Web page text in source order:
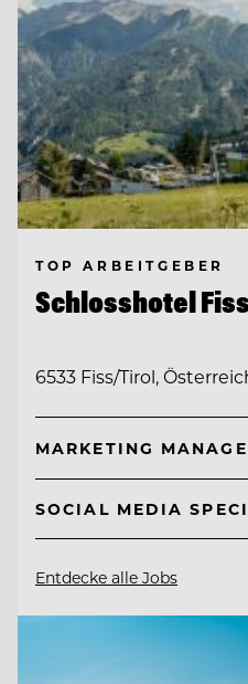
TOP ARBEITGEBER
Schlosshotel Fiss
6533 Fiss/Tirol,
MARKETING
SOCIAL MEDIA
Entdecke alle Jobs